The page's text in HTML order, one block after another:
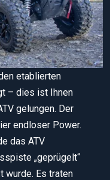
etablierten
– dies ist Ihnen
gelungen. Der
endloser Power.
das ATV
„geprügelt“
wurde. Es traten